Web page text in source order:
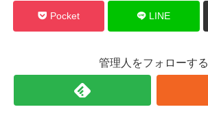
Pocket LINE
管理人をフォローする